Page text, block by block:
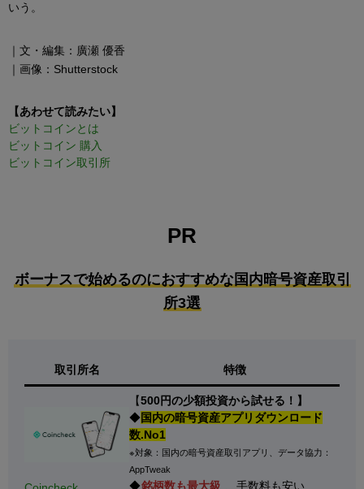
いう。
｜文・編集：廣瀬 優香
｜画像：Shutterstock
【あわせて読みたい】
ビットコインとは
ビットコイン 購入
ビットコイン取引所
PR
ボーナスで始めるのにおすすめな国内暗号資産取引
所3選
取引所名 特徴
【500円の少額投資から試せる！】
◆国内の暗号資産アプリダウンロード
数.No1
※対象：国内の暗号資産取引アプリ、データ協力：
AppTweak
◆銘柄数も最大級 、手数料も安い